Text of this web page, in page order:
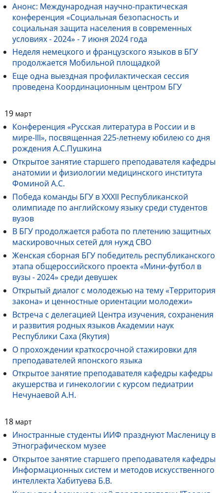
Анонс: Международная научно-практическая
конференция «Социальная безопасность и
социальная защита населения в современных
условиях - 2024» - 7 июня 2024 года
Неделя немецкого и французского языков в БГУ
продолжается Мобильной площадкой
Еще одна выездная профилактическая сессия
проведена Координационным центром БГУ
19 март
Конференция «Русская литература в России и в
мире-III», посвященная 225-летнему юбилею со дня
рождения А.С.Пушкина
Открытое занятие старшего преподавателя кафедры
анатомии и физиологии медицинского института
Фоминой А.С.
Победа команды БГУ в XXXII Республиканской
олимпиаде по английскому языку среди студентов
вузов
В БГУ продолжается работа по плетению защитных
маскировочных сетей для нужд СВО
Женская сборная БГУ победитель республиканского
этапа общероссийского проекта «Мини-футбол в
вузы - 2024» среди девушек
Открытый диалог с молодежью на тему «Территория
закона» и ценностные ориентации молодежи»
Встреча с делегацией Центра изучения, сохранения
и развития родных языков Академии наук
Республики Саха (Якутия)
О прохождении краткосрочной стажировки для
преподавателей японского языка
Открытое занятие преподавателя кафедры кафедры
акушерства и гинекологии с курсом педиатрии
Нечунаевой А.Н.
18 март
Иностранные студенты ИИФ празднуют Масленицу в
Этнографическом музее
Открытое занятие старшего преподавателя кафедры
Информационных систем и методов искусственного
интеллекта Хабитуева Б.В.